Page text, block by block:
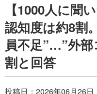
【1000人に聞
認知度は約8割
員不足”…”外
割と回答
投稿日： 2026年06月26日